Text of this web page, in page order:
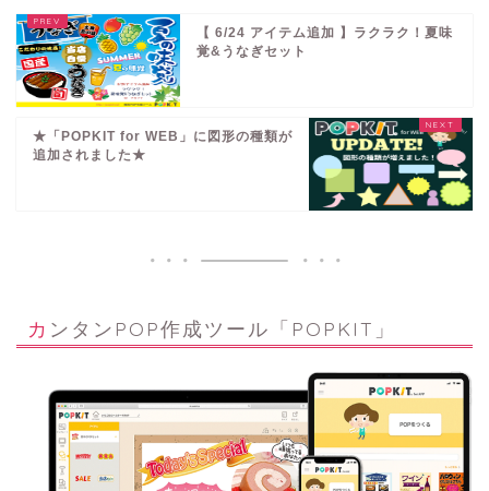
【 6/24 アイテム追加 】ラクラク！夏味
覚&うなぎセット
★「POPKIT for WEB」に図形の種類が
追加されました★
カンタンPOP作成ツール「POPKIT」